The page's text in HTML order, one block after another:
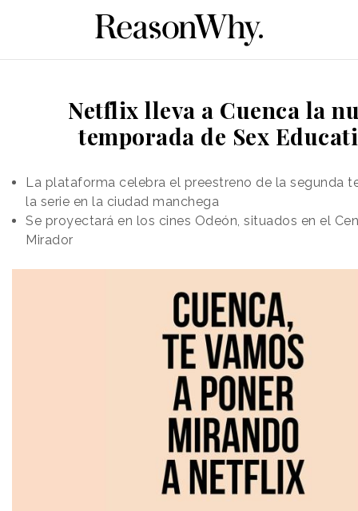
Netflix lleva a Cuenca la
temporada de Sex
La plataforma celebra el preestreno de la segunda
la serie en la ciudad manchega
Se proyectará en los cines Odeón, situados en el
Mirador